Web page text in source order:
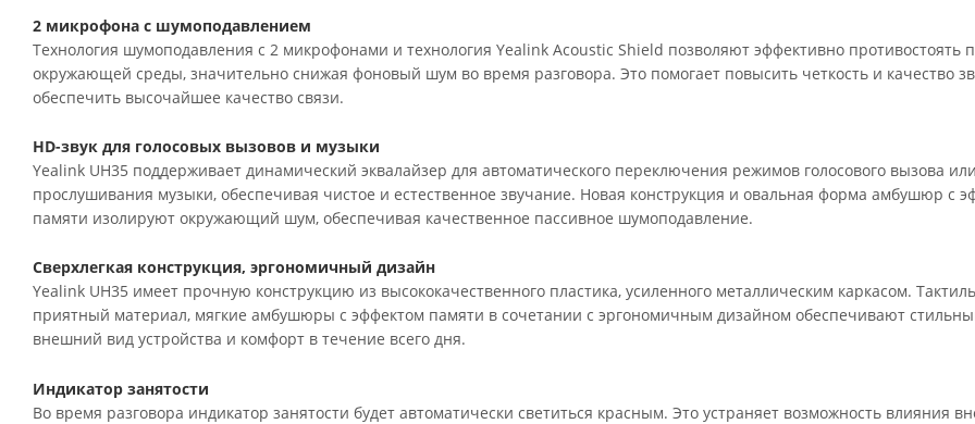
2 микрофона с шумоподавлением
Технология шумоподавления с 2 микрофонами и технология Yealink Acoustic Shield позволяют эффективно противостоять
окружающей среды, значительно снижая фоновый шум во время разговора. Это помогает повысить четкость и качество
обеспечить высочайшее качество связи.
HD-звук для голосовых вызовов и музыки
Yealink UH35 поддерживает динамический эквалайзер для автоматического переключения режимов голосового вызова или
прослушивания музыки, обеспечивая чистое и естественное звучание. Новая конструкция и овальная форма амбушюр с
памяти изолируют окружающий шум, обеспечивая качественное пассивное шумоподавление.
Сверхлегкая конструкция, эргономичный дизайн
Yealink UH35 имеет прочную конструкцию из высококачественного пластика, усиленного металлическим каркасом.
приятный материал, мягкие амбушюры с эффектом памяти в сочетании с эргономичным дизайном обеспечивают
внешний вид устройства и комфорт в течение всего дня.
Индикатор занятости
Во время разговора индикатор занятости будет автоматически светиться красным. Это устраняет возможность влияния